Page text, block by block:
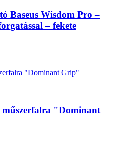
Baseus Wisdom Pro –
– fekete
"Dominant